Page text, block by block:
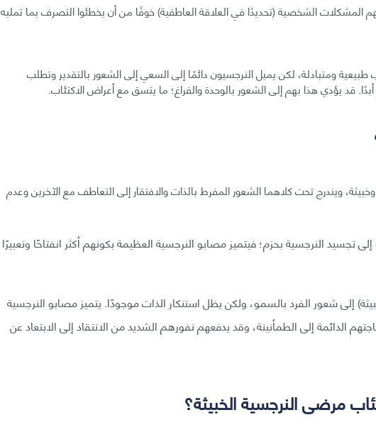
المشكلات الشخصية (تحديدًا في العلاقة العاطفية) خوفًا من أن يخطئوا التصرف بما تمليه
طبيعية ومتبادلة، لكن يميل النرجسيون دائمًا إلى السعي إلى الشعور بالتقدير وتطلب
أبدًا. قد يؤدي هذا بهم إلى الشعور بالوحدة والفراغ؛ ما يتسق مع أعراض الاكتئاب.
ويندرج تحت كلاهما الشعور المفرط بالذات والافتقار إلى التعاطف مع الآخرين وعدم
تجسيد النرجسية بحزم؛ فيتميز مصابو النرجسية العظيمة بكونهم أكثر انفتاحًا وتعبيرًا
إلى شعور الفرد بالسمو، ولكن يظل استنكار الذات موجودًا. يتميز مصابو النرجسية
الدائمة إلى الطمأنينة، وقد يدفعهم نفورهم الشديد من الانتقاد إلى الابتعاد عن
مرضى النرجسية الخبيثة؟